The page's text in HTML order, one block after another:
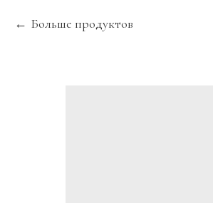
Больше продуктов